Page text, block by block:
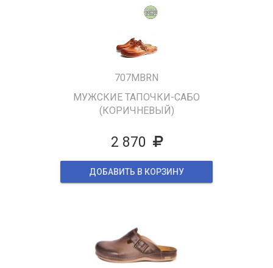
707MBRN
МУЖСКИЕ ТАПОЧКИ-САБО
(КОРИЧНЕВЫЙ)
2 870
ДОБАВИТЬ В КОРЗИНУ